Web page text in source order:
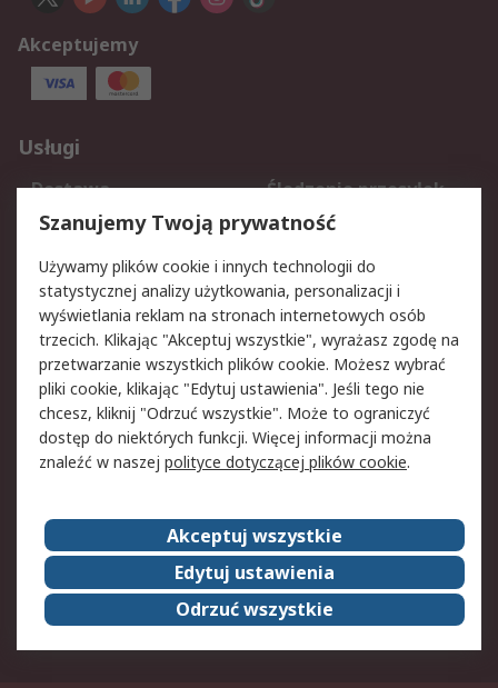
Akceptujemy
Usługi
Dostawa
Śledzenie przesyłek
Reklamacje i zwroty
Rejestracja
Aspekty prawne
Bezpieczeństwo e-
maila
Polityka dotycząca
plików cookie
Polityka prywatności
Użytkowanie witryny
Zastrzeżenia prawne
Warunki Sprzedaży
Kontakt
O firmie RS
RS na świecie
Kariera
Nagrody dla RS
ESG
Szanujemy Twoją prywatność
Używamy plików cookie i innych technologii do
statystycznej analizy użytkowania, personalizacji i
wyświetlania reklam na stronach internetowych osób
trzecich. Klikając "Akceptuj wszystkie", wyrażasz zgodę na
przetwarzanie wszystkich plików cookie. Możesz wybrać
pliki cookie, klikając "Edytuj ustawienia". Jeśli tego nie
chcesz, kliknij "Odrzuć wszystkie". Może to ograniczyć
dostęp do niektórych funkcji. Więcej informacji można
znaleźć w naszej polityce dotyczącej plików cookie.
Akceptuj wszystkie
Edytuj ustawienia
Odrzuć wszystkie